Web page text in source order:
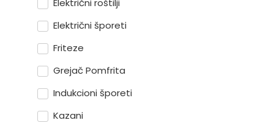
Električni roštilji
Električni šporeti
Friteze
Grejač Pomfrita
Indukcioni šporeti
Kazani